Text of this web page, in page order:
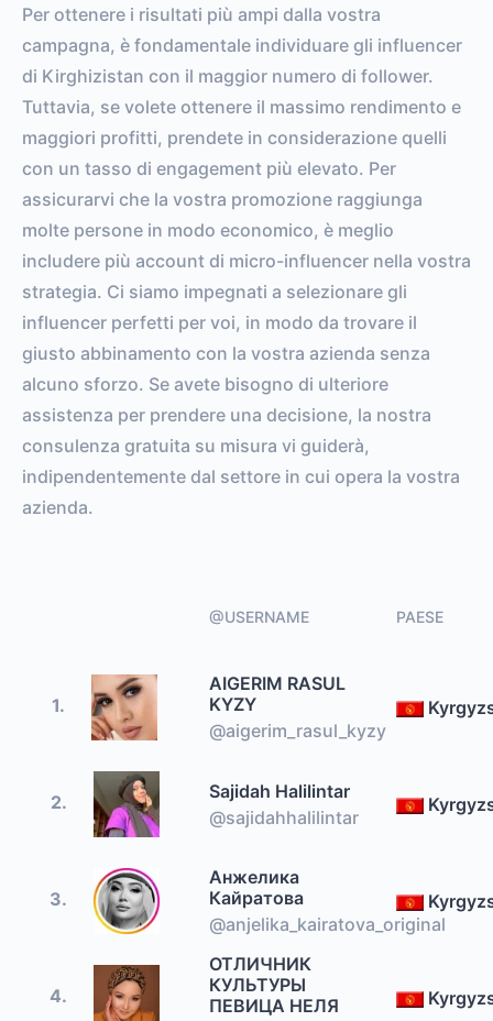
Per ottenere i risultati più ampi dalla vostra
campagna, è fondamentale individuare gli influencer
di Kirghizistan con il maggior numero di follower.
Tuttavia, se volete ottenere il massimo rendimento e
maggiori profitti, prendete in considerazione quelli
con un tasso di engagement più elevato. Per
assicurarvi che la vostra promozione raggiunga
molte persone in modo economico, è meglio
includere più account di micro-influencer nella vostra
strategia. Ci siamo impegnati a selezionare gli
influencer perfetti per voi, in modo da trovare il
giusto abbinamento con la vostra azienda senza
alcuno sforzo. Se avete bisogno di ulteriore
assistenza per prendere una decisione, la nostra
consulenza gratuita su misura vi guiderà,
indipendentemente dal settore in cui opera la vostra
azienda.
@USERNAME PAESE
1.
AIGERIM RASUL
KYZY
@aigerim_rasul_kyzy
2.
Sajidah Halilintar
@sajidahhalilintar
3.
Анжелика
Кайратова
@anjelika_kairatova_original
4.
ОТЛИЧНИК
КУЛЬТУРЫ
ПЕВИЦА НЕЛЯ